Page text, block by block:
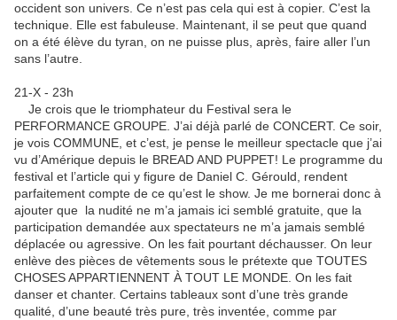
occident son univers. Ce n’est pas cela qui est à copier. C’est la
technique. Elle est fabuleuse. Maintenant, il se peut que quand
on a été élève du tyran, on ne puisse plus, après, faire aller l’un
sans l’autre.
21-X - 23h
Je crois que le triomphateur du Festival sera le
PERFORMANCE GROUPE. J’ai déjà parlé de CONCERT. Ce soir,
je vois COMMUNE, et c’est, je pense le meilleur spectacle que j’ai
vu d’Amérique depuis le BREAD AND PUPPET! Le programme du
festival et l’article qui y figure de Daniel C. Gérould, rendent
parfaitement compte de ce qu’est le show. Je me bornerai donc à
ajouter que la nudité ne m’a jamais ici semblé gratuite, que la
participation demandée aux spectateurs ne m’a jamais semblé
déplacée ou agressive. On les fait pourtant déchausser. On leur
enlève des pièces de vêtements sous le prétexte que TOUTES
CHOSES APPARTIENNENT À TOUT LE MONDE. On les fait
danser et chanter. Certains tableaux sont d’une très grande
qualité, d’une beauté très pure, très inventée, comme par